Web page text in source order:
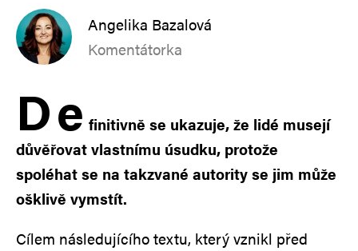
Angelika Bazalová
Komentátorka
De finitivně se ukazuje, že lidé musejí
důvěřovat vlastnímu úsudku, protože
spoléhat se na takzvané autority se jim může
ošklivě vymstít.
Cílem následujícího textu, který vznikl před